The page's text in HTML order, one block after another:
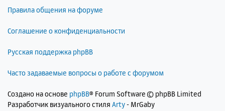
Правила общения на форуме
Соглашение о конфиденциальности
Русская поддержка phpBB
Часто задаваемые вопросы о работе с форумом
Создано на основе phpBB® Forum Software © phpBB Limited
Разработчик визуального стиля Arty- MrGaby